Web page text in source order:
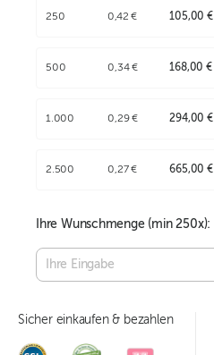
250 0,42 € 105,00 €
500 0,34 € 168,00 €
1.000 0,29 € 294,00 €
2.500 0,27 € 665,00 €
Ihre Wunschmenge (min250x):
Sicher einkaufen & bezahlen